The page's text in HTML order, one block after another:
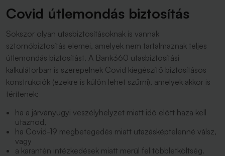
Covid útlemondás biztosítás
Sokszor olyan utasbiztosításoknak is vannak
sztornóbiztosítás elemei, amelyek nem tartalmaznak teljes
útlemondás biztosítást. A Bank360 utasbiztosítási
kalkulátorban is szerepelnek Covid kiegészítő biztosításos
konstrukciók (ezekre is külön lehet szűrni), amelyek akkor is
térítenek:
ha a járványügyi veszélyhelyzet miatt idő előtt haza kell
utaznod,
ha Covid-19 megbetegedés miatt utazásképtelenné válsz,
vagy
a karantén intézkedések miatt merül fel többletköltség.